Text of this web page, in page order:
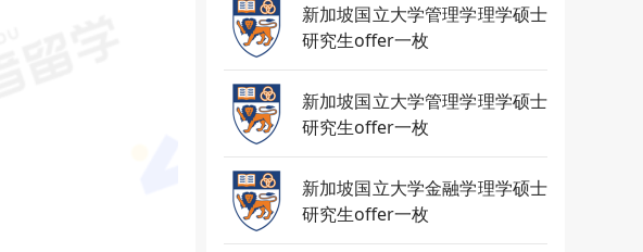
新加坡国立大学管理学理学硕士
研究生offer一枚
新加坡国立大学管理学理学硕士
研究生offer一枚
新加坡国立大学金融学理学硕士
研究生offer一枚